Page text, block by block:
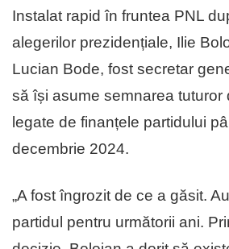
Instalat rapid în fruntea PNL
alegerilor prezidențiale, Ilie
Lucian Bode, fost secretar
să își asume semnarea tuturor
legate de finanțele partidului
decembrie 2024.
„A fost îngrozit de ce a găsit.
partidul pentru următorii ani.